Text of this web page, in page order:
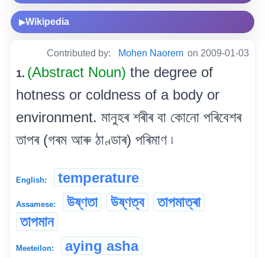
▶Wikipedia
Contributed by: Mohen Naorem on 2009-01-03
1. (Abstract Noun) the degree of
hotness or coldness of a body or
environment. মানুহৰ শৰীৰ বা কোনো পৰিবেশৰ
তাপৰ (গৰম আৰু ঠাণ্ডাৰ) পৰিমাণ ৷
English: temperature
Assamese: উষ্ণতা উষ্ণত্ব
তাপমাত্ৰা
তাপমান
Meeteilon: aying asha